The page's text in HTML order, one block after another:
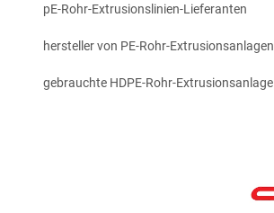
pE-Rohr-Extrusionslinien-Lieferanten
hersteller von PE-Rohr-Extrusionsanlagen
gebrauchte HDPE-Rohr-Extrusionsanlage